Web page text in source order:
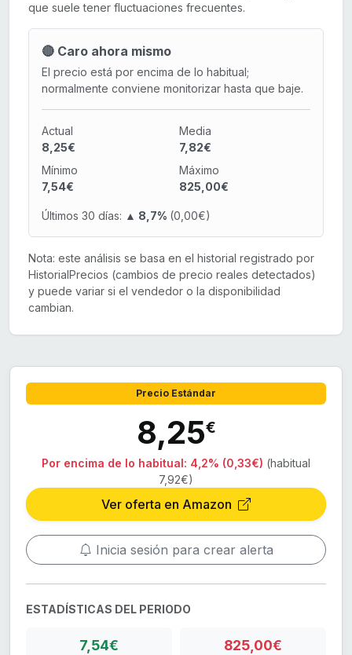
que suele tener fluctuaciones frecuentes.
🔴 Caro ahora mismo
El precio está por encima de lo habitual;
normalmente conviene monitorizar hasta que baje.
Actual
8,25€
Media
7,82€
Mínimo
7,54€
Máximo
825,00€
Últimos 30 días: ▲ 8,7% (0,00€)
Nota: este análisis se basa en el historial registrado por
HistorialPrecios (cambios de precio reales detectados)
y puede variar si el vendedor o la disponibilidad
cambian.
Precio Estándar
8,25€
Por encima de lo habitual: 4,2% (0,33€) (habitual
7,92€)
Ver oferta en Amazon
Inicia sesión para crear alerta
ESTADÍSTICAS DEL PERIODO
7,54€ 825,00€